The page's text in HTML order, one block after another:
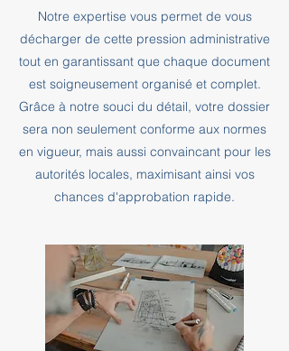
Notre expertise vous permet de vous
décharger de cette pression administrative
tout en garantissant que chaque document
est soigneusement organisé et complet.
Grâce à notre souci du détail, votre dossier
sera non seulement conforme aux normes
en vigueur, mais aussi convaincant pour les
autorités locales, maximisant ainsi vos
chances d'approbation rapide.